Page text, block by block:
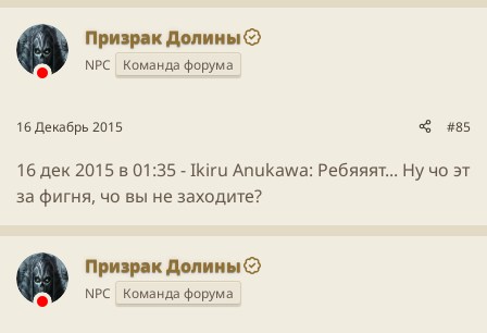
Призрак Долины
NPC Команда форума
16 Декабрь 2015 #85
16 дек 2015 в 01:35 -Ikiru Anukawa: Ребяяят... Ну чо эт
за фигня, чо вы не заходите?
Призрак Долины
NPC Команда форума